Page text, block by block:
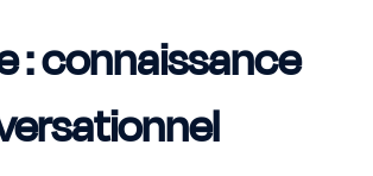
: connaissance